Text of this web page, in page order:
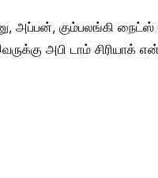
அப்பன், கும்பலங்கி
அபி டாம் சிரியாக்